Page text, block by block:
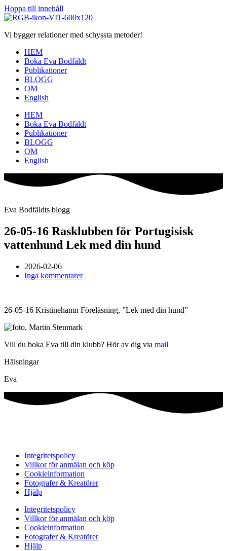
Hoppa till innehåll
Vi bygger relationer med schyssta metoder!
HEM
Boka Eva Bodfäldt
Publikationer
BLOGG
OM
English
HEM
Boka Eva Bodfäldt
Publikationer
BLOGG
OM
English
Eva Bodfäldts blogg
26-05-16 Rasklubben för Portugisisk
vattenhund Lek med din hund
2026-02-06
Inga kommentarer
26-05-16 Kristinehamn Föreläsning, ”Lek med din hund”
Vill du boka Eva till din klubb? Hör av dig via mail
Hälsningar
Eva
Integritetspolicy
Villkor för anmälan och köp
Cookieinformation
Fotografer & Kreatörer
Hjälp
Integritetspolicy
Villkor för anmälan och köp
Cookieinformation
Fotografer & Kreatörer
Hjälp